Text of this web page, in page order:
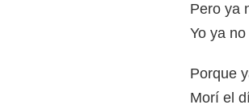
Pero ya
Yo ya
Porque
Morí el